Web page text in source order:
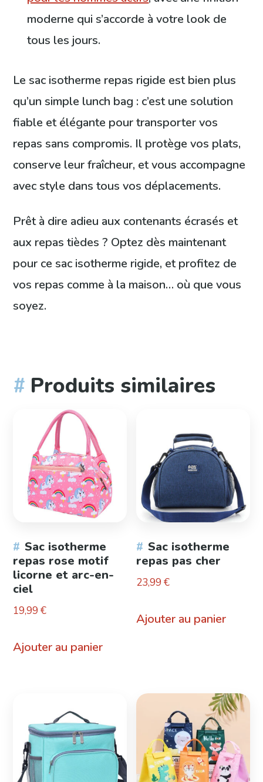
moderne qui s’accorde à votre look de
tous les jours.
Le sac isotherme repas rigide est bien plus
qu’un simple lunch bag : c’est une solution
fiable et élégante pour transporter vos
repas sans compromis. Il protège vos plats,
conserve leur fraîcheur, et vous accompagne
avec style dans tous vos déplacements.
Prêt à dire adieu aux contenants écrasés et
aux repas tièdes ? Optez dès maintenant
pour ce sac isotherme rigide, et profitez de
vos repas comme à la maison… où que vous
soyez.
Produits similaires
Sac isotherme
repas rose motif
licorne et arc-en-
ciel
19,99€
Ajouter au panier
Sac isotherme
repas pas cher
23,99€
Ajouter au panier